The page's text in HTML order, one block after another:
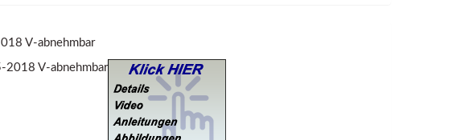
V-abnehmbar